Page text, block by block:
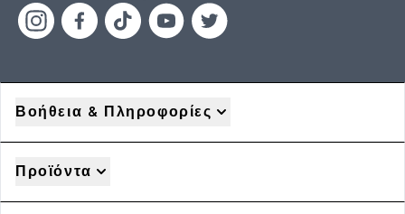
Βοήθεια & Πληροφορίες
Προϊόντα